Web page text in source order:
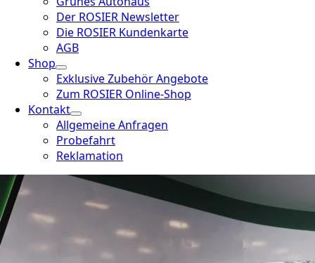
Der ROSIER Newsletter
Die ROSIER Kundenkarte
AGB
Shop
Exklusive Zubehör Angebote
Zum ROSIER Online-Shop
Kontakt
Allgemeine Anfragen
Probefahrt
Reklamation